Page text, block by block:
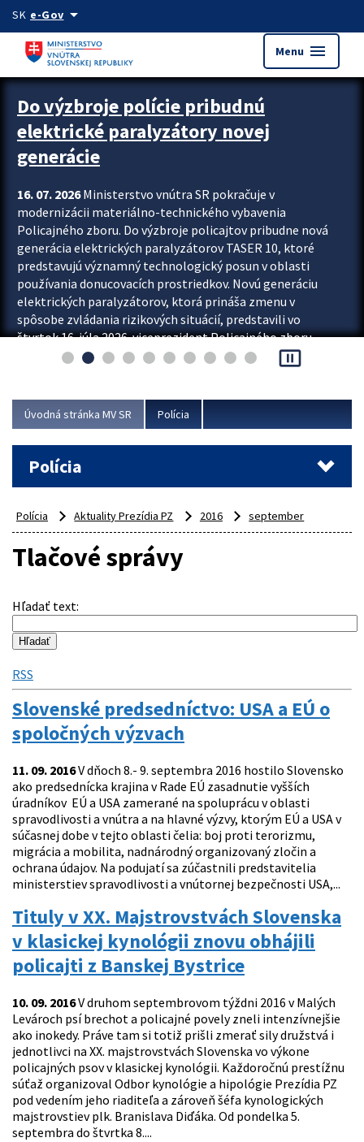
Preskocit na hlavný obsah
SK e-Govarrow_drop_down
Menu menu
Zastavit automatický posun upútavok
Do výzbroje polície pribudnú
elektrické paralyzátory novej
generácie
16. 07. 2026Ministerstvo vnútra SR pokračuje v
modernizácii materiálno-technického vybavenia
Policajného zboru. Do výzbroje policajtov pribudne nová
generácia elektrických paralyzátorov TASER 10, ktoré
predstavujú významný technologický posun v oblasti
používania donucovacích prostriedkov. Novú generáciu
elektrických paralyzátorov, ktorá prináša zmenu v
spôsobe zvládania rizikových situácií, predstavili vo
štvrtok 16. júla 2026 viceprezident Policajného zboru
Rastislav Polakovič a riaditeľ odboru výcviku...
pause_presentation
Úvodná stránka MV SR Polícia
Polícia
Polícia Aktuality Prezídia PZ 2016 september
Tlačové správy
Hľadať text:
RSS
Slovenské predsedníctvo: USA a EÚ o
spoločných výzvach
11. 09. 2016V dňoch 8.- 9. septembra 2016 hostilo Slovensko
ako predsednícka krajina v Rade EÚ zasadnutie vyšších
úradníkov EÚ a USA zamerané na spoluprácu v oblasti
spravodlivosti a vnútra a na hlavné výzvy, ktorým EÚ a USA v
súčasnej dobe v tejto oblasti čelia: boj proti terorizmu,
migrácia a mobilita, nadnárodný organizovaný zločin a
ochrana údajov. Na podujatí sa zúčastnili predstavitelia
ministerstiev spravodlivosti a vnútornej bezpečnosti USA,...
Tituly v XX. Majstrovstvách Slovenska
v klasickej kynológii znovu obhájili
policajti z Banskej Bystrice
10. 09. 2016V druhom septembrovom týždni 2016 v Malých
Levároch psí brechot a policajné povely zneli intenzívnejšie
ako inokedy. Práve tam si totiž prišli zmerať sily družstvá i
jednotlivci na XX. majstrovstvách Slovenska vo výkone
policajných psov v klasickej kynológii. Každoročnú prestížnu
súťaž organizoval Odbor kynológie a hipológie Prezídia PZ
pod vedením jeho riaditeľa a zároveň šéfa kynologických
majstrovstiev plk. Branislava Diďáka. Od pondelka 5.
septembra do štvrtka 8....